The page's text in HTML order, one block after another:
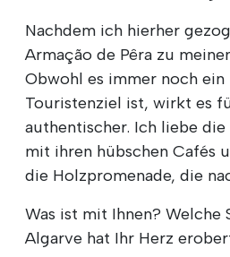
Nachdem ich hierher
Armação de Pêra zu
Obwohl es immer noch
Touristenziel ist, wirkt es
authentischer. Ich liebe
mit ihren hübschen Cafés
die Holzpromenade, die
Was ist mit Ihnen? Welche
Algarve hat Ihr Herz